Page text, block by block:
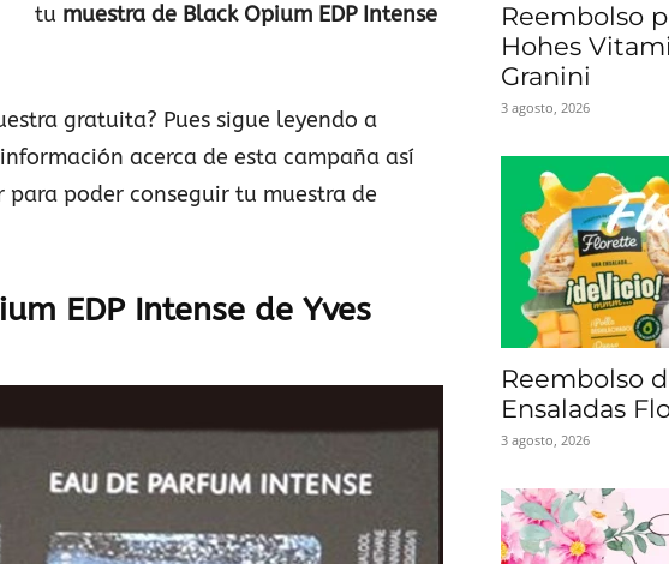
tu muestra de Black Opium EDP Intense
gratuita? Pues sigue leyendo a
acerca de esta campaña así
para poder conseguir tu muestra de
EDP Intense de Yves
Reembolso
Hohes
Granini
3 agosto, 2026
Reembolso
Ensaladas
3 agosto, 2026